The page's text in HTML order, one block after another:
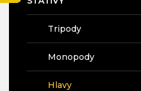
Tripody
Monopody
Hlavy